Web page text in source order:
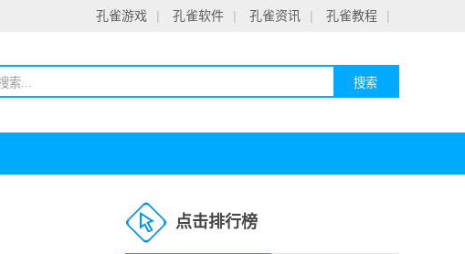
孔雀游戏 | 孔雀软件 | 孔雀资讯 | 孔雀教程 |
点击排行榜